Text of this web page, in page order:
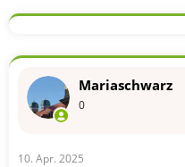
k
o
e
n
Mariaschwarz
0
10. Apr. 2025